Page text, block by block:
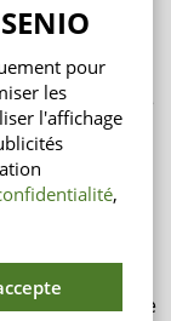
Lotion
Methylglucose
Glyceryl
Gum,
Polysorbate
pour
les
l'affichage
,